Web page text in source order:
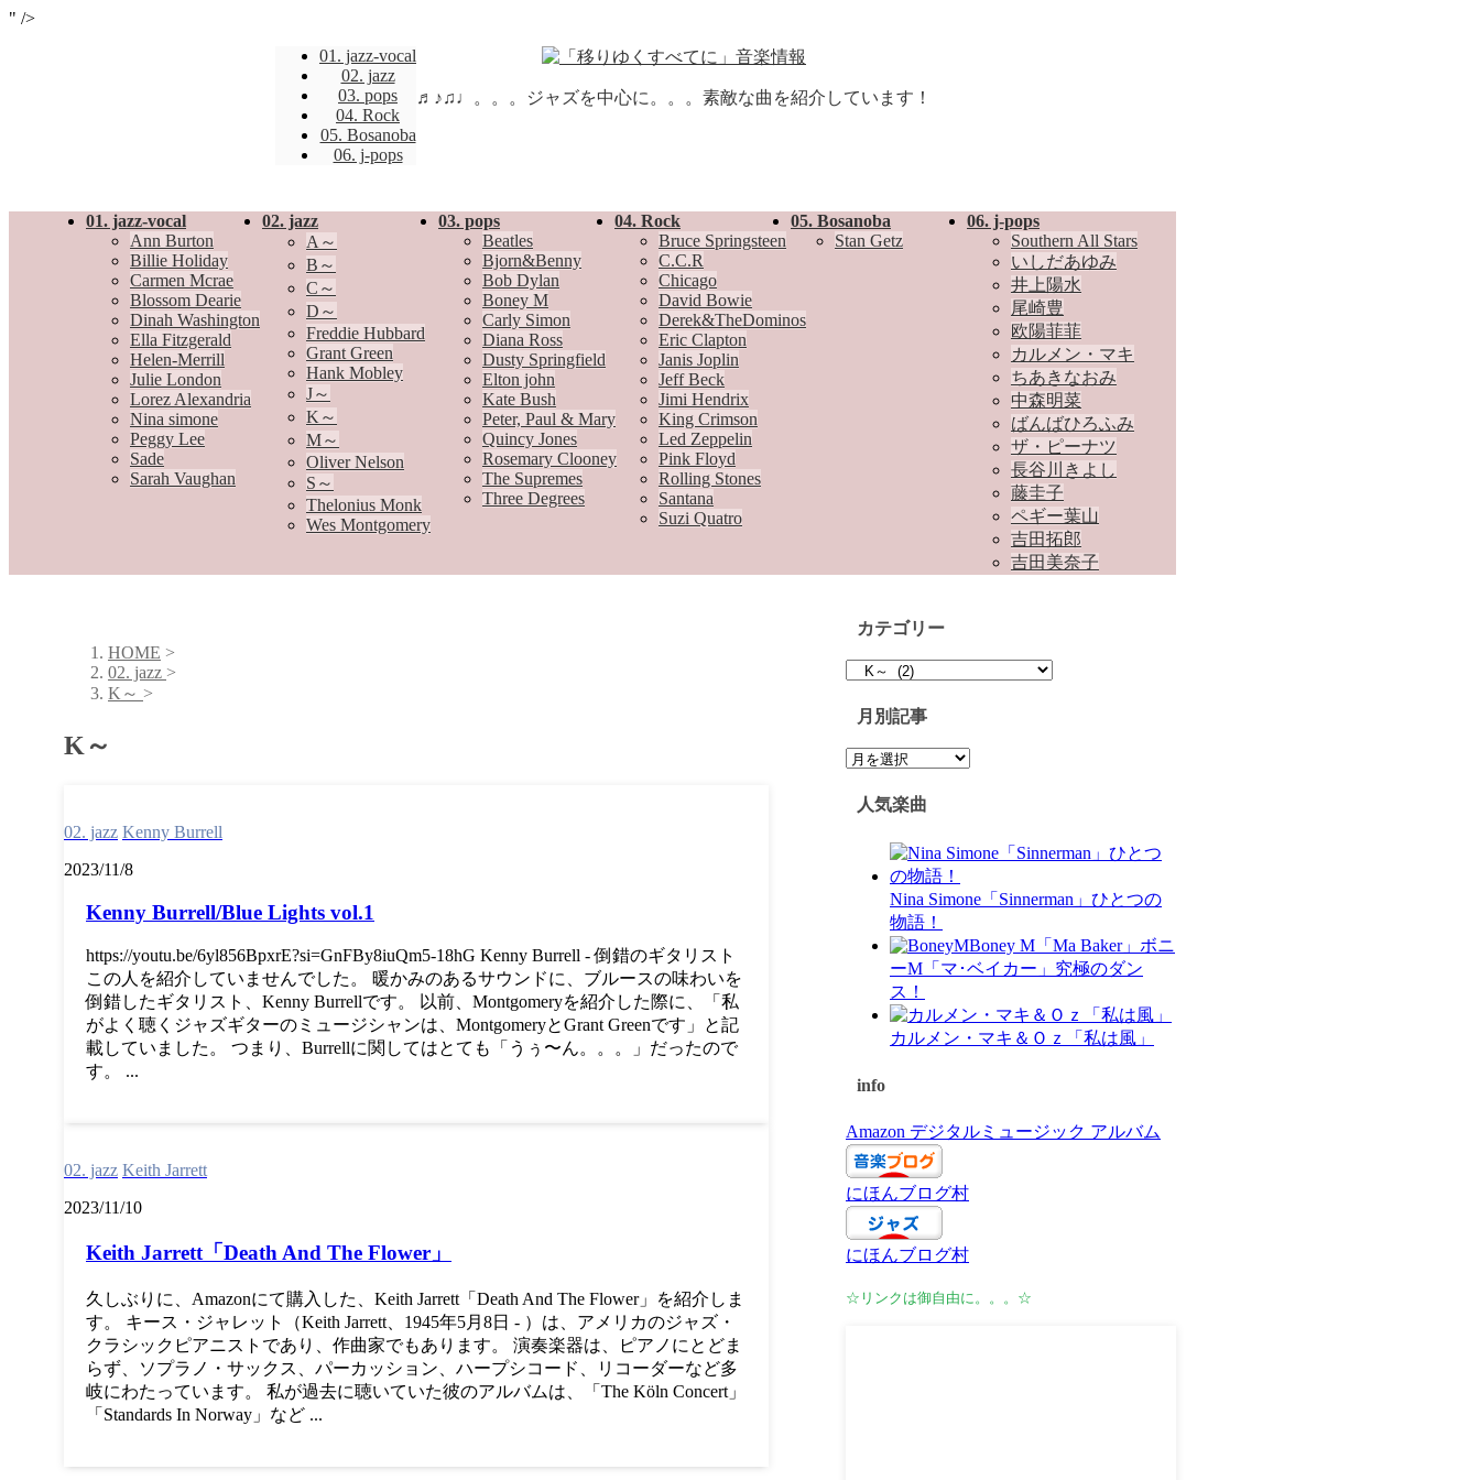
" />
01. jazz-vocal
02. jazz
03. pops
04. Rock
05. Bosanoba
06. j-pops
♬♪♫♩。。。ジャズを中心に。。。素敵な曲を紹介しています！
01. jazz-vocal
Ann Burton
Billie Holiday
Carmen Mcrae
Blossom Dearie
Dinah Washington
Ella Fitzgerald
Helen-Merrill
Julie London
Lorez Alexandria
Nina simone
Peggy Lee
Sade
Sarah Vaughan
02. jazz
A～
B～
C～
D～
Freddie Hubbard
Grant Green
Hank Mobley
J～
K～
M～
Oliver Nelson
S～
Thelonius Monk
Wes Montgomery
03. pops
Beatles
Bjorn&Benny
Bob Dylan
Boney M
Carly Simon
Diana Ross
Dusty Springfield
Elton john
Kate Bush
Peter, Paul & Mary
Quincy Jones
Rosemary Clooney
The Supremes
Three Degrees
04. Rock
Bruce Springsteen
C.C.R
Chicago
David Bowie
Derek&TheDominos
Eric Clapton
Janis Joplin
Jeff Beck
Jimi Hendrix
King Crimson
Led Zeppelin
Pink Floyd
Rolling Stones
Santana
Suzi Quatro
05. Bosanoba
Stan Getz
06. j-pops
Southern All Stars
いしだあゆみ
井上陽水
尾崎豊
欧陽菲菲
カルメン・マキ
ちあきなおみ
中森明菜
ばんばひろふみ
ザ・ピーナツ
長谷川きよし
藤圭子
ペギー葉山
吉田拓郎
吉田美奈子
HOME >
02. jazz >
K～ >
K～
02. jazz Kenny Burrell
2023/11/8
Kenny Burrell/Blue Lights vol.1
https://youtu.be/6yl856BpxrE?si=GnFBy8iuQm5-18hG Kenny Burrell - 倒錯のギタリスト
この人を紹介していませんでした。 暖かみのあるサウンドに、ブルースの味わいを
倒錯したギタリスト、Kenny Burrellです。 以前、Montgomeryを紹介した際に、「私
がよく聴くジャズギターのミュージシャンは、MontgomeryとGrant Greenです」と記
載していました。 つまり、Burrellに関してはとても「うぅ〜ん。。。」だったので
す。 ...
02. jazz Keith Jarrett
2023/11/10
Keith Jarrett「Death And The Flower」
久しぶりに、Amazonにて購入した、Keith Jarrett「Death And The Flower」を紹介しま
す。 キース・ジャレット（Keith Jarrett、1945年5月8日 - ）は、アメリカのジャズ・
クラシックピアニストであり、作曲家でもあります。 演奏楽器は、ピアノにとどま
らず、ソプラノ・サックス、パーカッション、ハープシコード、リコーダーなど多
岐にわたっています。 私が過去に聴いていた彼のアルバムは、「The Köln Concert」
「Standards In Norway」など ...
カテゴリー
ゴ
ー
月別記事
月
記人気楽曲
Nina Simone「Sinnerman」ひとつの
物語！
Boney M「Ma Baker」ボニ
ーM「マ･ベイカー」究極のダン
ス！
カルメン・マキ＆Ｏｚ「私は風」
info
Amazon デジタルミュージック アルバム
にほんブログ村
にほんブログ村
☆リンクは御自由に。。。☆